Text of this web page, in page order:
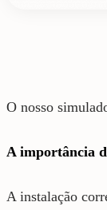
O nosso
A importância
A instalação